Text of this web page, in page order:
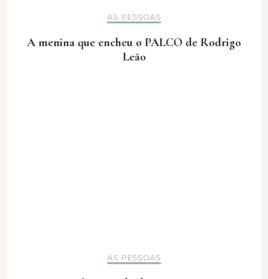
AS PESSOAS
A menina que encheu o PALCO de Rodrigo
Leão
AS PESSOAS